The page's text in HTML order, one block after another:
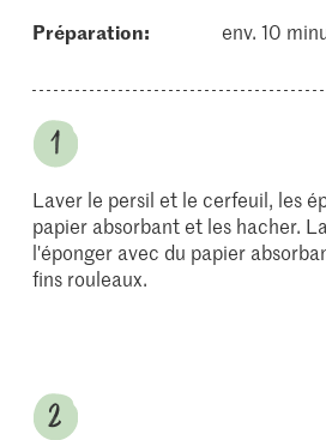
Préparation: env. 10
Laver le persil et le cerfeuil, les
papier absorbant et les hacher.
l'éponger avec du papier
fins rouleaux.